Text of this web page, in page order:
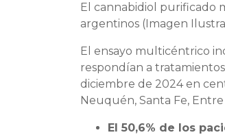
El cannabidiol purificado
argentinos (Imagen
El ensayo multicéntrico
respondían a
diciembre de 2024 en
Neuquén, Santa Fe,
El 50,6% de los